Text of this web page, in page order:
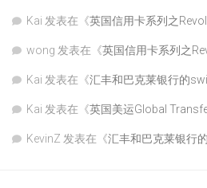
Kai 发表在《英国信用卡系列之
wong 发表在《英国信用卡系列之
Kai 发表在《汇丰和巴克莱银行的
Kai 发表在《英国美运Global
KevinZ 发表在《汇丰和巴克莱银行